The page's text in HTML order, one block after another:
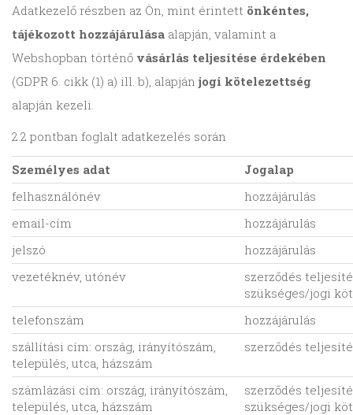
Adatkezelő részben az Ön, mint érintett önkéntes,
tájékozott hozzájárulása alapján, valamint a
Webshopban történő vásárlás teljesítése érdekében
(GDPR 6. cikk (1) a) ill. b), alapján jogi kötelezettség
alapján kezeli.
2.2 pontban foglalt adatkezelés során
Személyes adat
Jogalap
felhasználónév
hozzájárulás
email-cím
hozzájárulás
jelszó
hozzájárulás
vezetéknév, utónév
szerződés
szükséges/jogi
telefonszám
hozzájárulás
szállítási cím: ország, irányítószám,
település, utca, házszám
szerződés
számlázási cím: ország, irányítószám,
település, utca, házszám
szerződés
szükséges/jogi